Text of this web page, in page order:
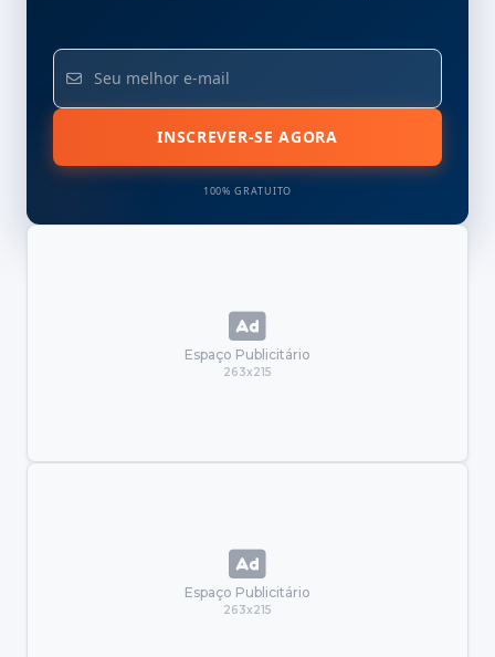
INSCREVER-SE AGORA
100% GRATUITO
Espaço Publicitário
263x215
Espaço Publicitário
263x215